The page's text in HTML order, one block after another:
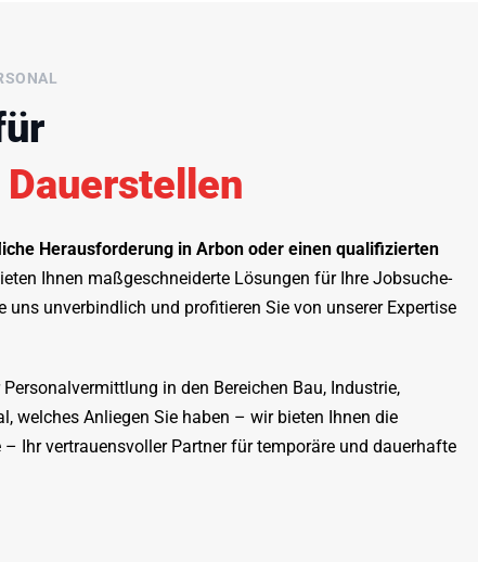
Herausforderung in Arbon oder einen qualifizierten
Ihnen maßgeschneiderte Lösungen für Ihre Jobsuche-
uns unverbindlich und profitieren Sie von unserer Expertise
in den Bereichen Bau, Industrie,
welches Anliegen Sie haben – wir bieten Ihnen die
Ihr vertrauensvoller Partner für temporäre und dauerhafte